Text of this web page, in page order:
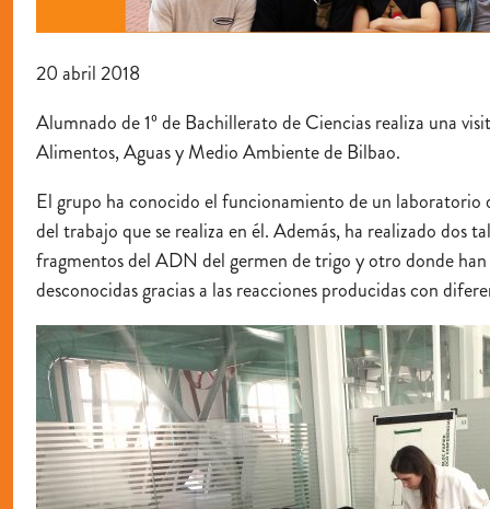
20 abril 2018
Alumnado de 1º de Bachillerato de Ciencias realiza una
Alimentos, Aguas y Medio Ambiente de Bilbao.
El grupo ha conocido el funcionamiento de un laboratorio
del trabajo que se realiza en él. Además, ha realizado dos
fragmentos del ADN del germen de trigo y otro donde
desconocidas gracias a las reacciones producidas con